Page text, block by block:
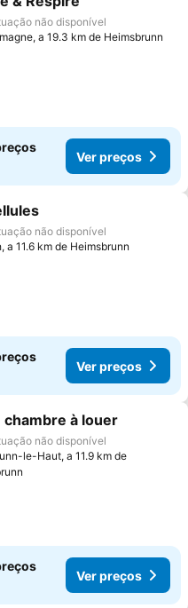
aos favoritos
não disponível
a 19.3 km de Heimsbrunn
Ver preços
aos favoritos
não disponível
a 11.6 km de Heimsbrunn
Ver preços
aos favoritos
chambre à louer
não disponível
le-Haut, a 11.9 km de
Ver preços